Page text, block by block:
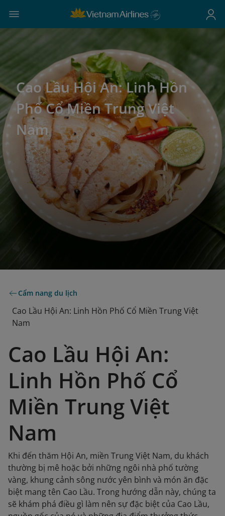
Cao Lầu Hội An: Linh Hồn
Phố Cổ Miền Trung Việt
Nam
Cẩm nang du lịch
Cao Lầu Hội An: Linh Hồn Phố Cổ Miền Trung Việt
Nam
Cao Lầu Hội An:
Linh Hồn Phố Cổ
Miền Trung Việt
Nam
Khi đến thăm Hội An, miền Trung Việt Nam, du khách
thường bị mê hoặc bởi những ngôi nhà phố tường
vàng, khung cảnh sông nước yên bình và món ăn đặc
biệt mang tên Cao Lầu. Trong hướng dẫn này, chúng ta
sẽ khám phá điều gì làm nên sự đặc biệt của Cao Lầu,